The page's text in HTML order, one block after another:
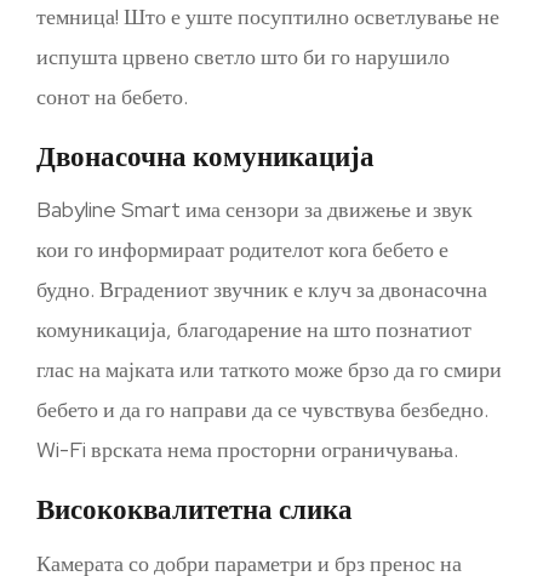
темница! Што е уште посуптилно осветлување не
испушта црвено светло што би го нарушило
сонот на бебето.
Двонасочна комуникација
Babyline Smart има сензори за движење и звук
кои го информираат родителот кога бебето е
будно. Вградениот звучник е клуч за двонасочна
комуникација, благодарение на што познатиот
глас на мајката или таткото може брзо да го смири
бебето и да го направи да се чувствува безбедно.
Wi-Fi врската нема просторни ограничувања.
Висококвалитетна слика
Камерата со добри параметри и брз пренос на